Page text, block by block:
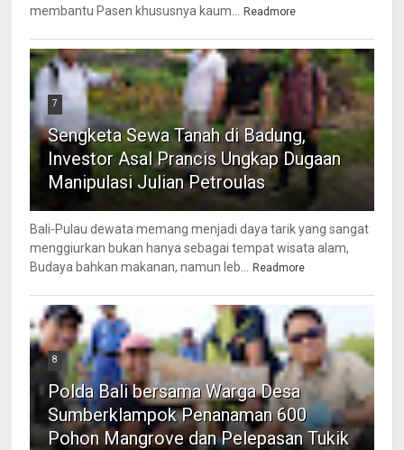
membantu Pasen khususnya kaum...
Readmore
7
Sengketa Sewa Tanah di Badung,
Investor Asal Prancis Ungkap Dugaan
Manipulasi Julian Petroulas
Bali-Pulau dewata memang menjadi daya tarik yang sangat
menggiurkan bukan hanya sebagai tempat wisata alam,
Budaya bahkan makanan, namun leb...
Readmore
8
Polda Bali bersama Warga Desa
Sumberklampok Penanaman 600
Pohon Mangrove dan Pelepasan Tukik